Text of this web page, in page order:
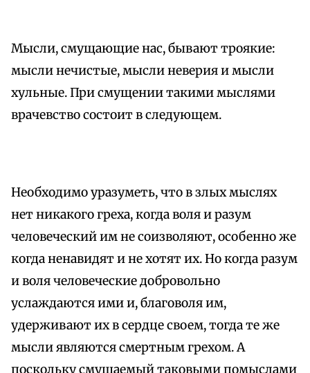
Мысли, смущающие нас, бывают троякие:
мысли нечистые, мысли неверия и мысли
хульные. При смущении такими мыслями
врачевство состоит в следующем.
Необходимо уразуметь, что в злых мыслях
нет никакого греха, когда воля и разум
человеческий им не соизволяют, особенно же
когда ненавидят и не хотят их. Но когда разум
и воля человеческие добровольно
услаждаются ими и, благоволя им,
удерживают их в сердце своем, тогда те же
мысли являются смертным грехом. А
поскольку смущаемый таковыми помыслами